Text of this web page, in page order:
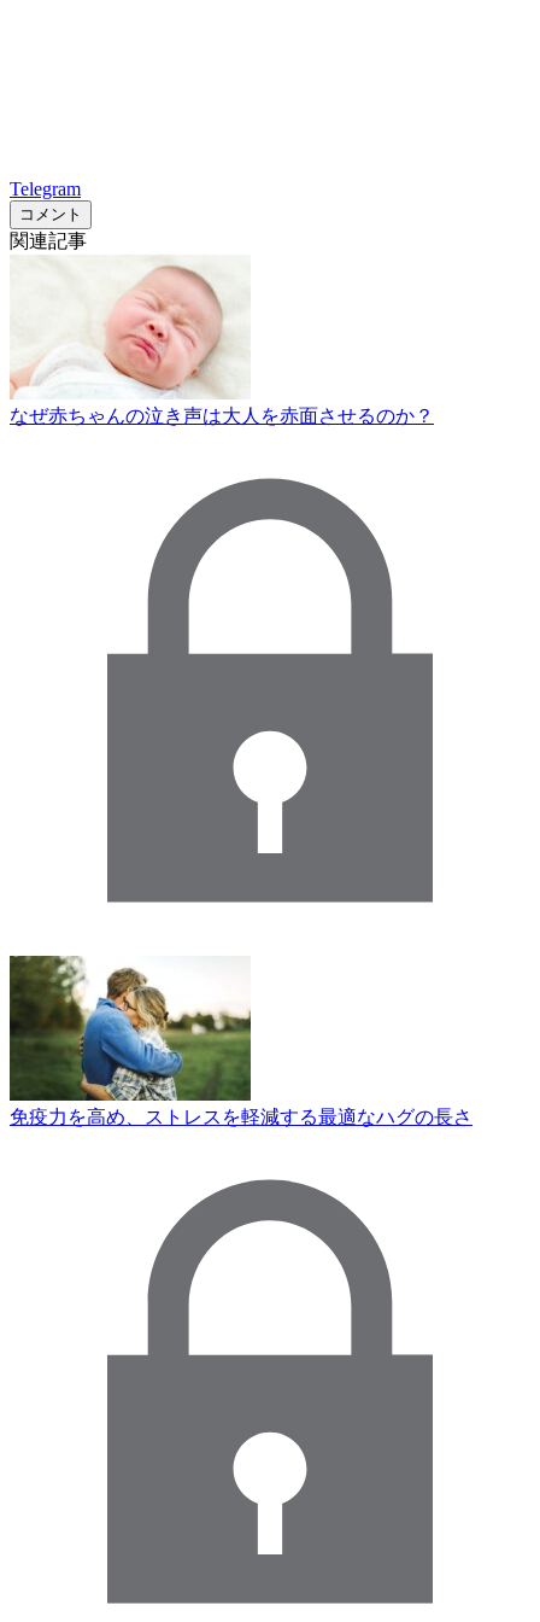
Telegram
コメント
関連記事
なぜ赤ちゃんの泣き声は大人を赤面させるのか？
免疫力を高め、ストレスを軽減する最適なハグの長さ